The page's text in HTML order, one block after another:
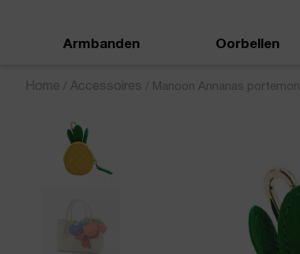
Armbanden Oorbellen
Home / Accessoires / Manoon Annanas